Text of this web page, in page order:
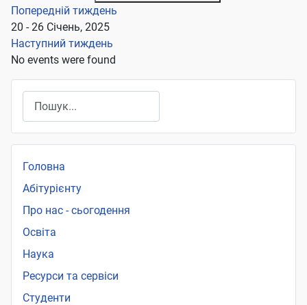
Попередній тиждень
20 - 26 Січень, 2025
Наступний тиждень
No events were found
Головна
Абітурієнту
Про нас - сьогодення
Освіта
Наука
Ресурси та сервіси
Студенти